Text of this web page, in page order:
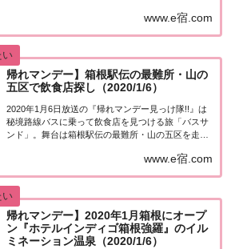
に旅をするのは菜々緒＆ずん・飯尾！果たして飲食
www.e宿.com
帰れマンデー】箱根駅伝の最難所・山の
五区で飲食店探し（2020/1/6）
2020年1月6日放送の『帰れマンデー見っけ隊!!』は
秘境路線バスに乗って飲食店を見つける旅「バスサ
ンド」。舞台は箱根駅伝の最難所・山の五区を走る
V6三宅健＆デビュー間近のSnow Man佐久間＆注目
www.e宿.com
帰れマンデー】2020年1月箱根にオープ
ン『ホテルインディゴ箱根強羅』のイル
ミネーション温泉（2020/1/6）